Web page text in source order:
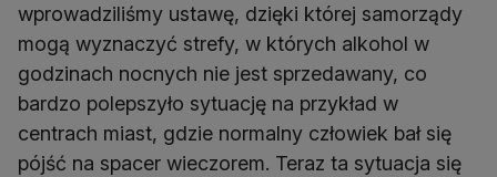
wprowadziliśmy ustawę, dzięki której samorządy
mogą wyznaczyć strefy, w których alkohol w
godzinach nocnych nie jest sprzedawany, co
bardzo polepszyło sytuację na przykład w
centrach miast, gdzie normalny człowiek bał się
pójść na spacer wieczorem. Teraz ta sytuacja się